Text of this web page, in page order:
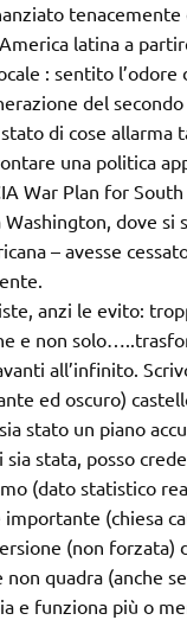
latina a
: sentito
del
di cose
una politica
War Plan for
dove
– avesse
anzi le evito:
e non
all’infinito.
ed oscuro)
stato un piano
stata, posso
(dato statistico
(chiesa
(non
non quadra (anche
e funziona più o